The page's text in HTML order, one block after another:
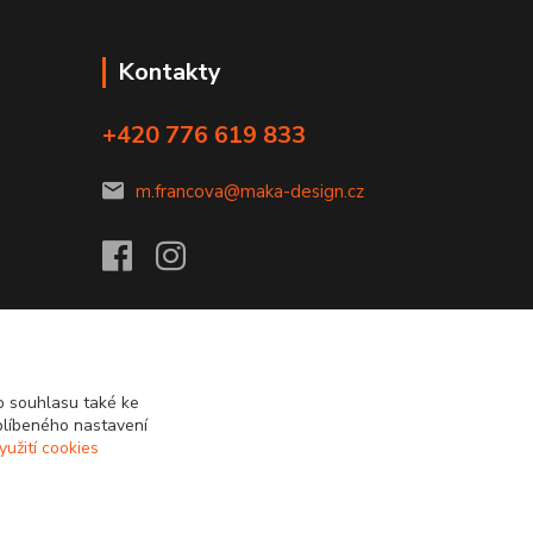
Kontakty
+420 776 619 833
m.francova@maka-design.cz
souhlasu také ke
nastavení
cookies